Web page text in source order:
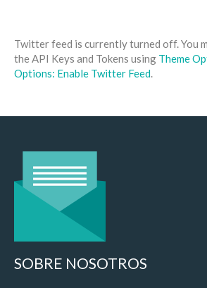
Twitter feed is currently turned off. You
the API Keys and Tokens using Theme
Options: Enable Twitter Feed
SOBRE NOSOTROS